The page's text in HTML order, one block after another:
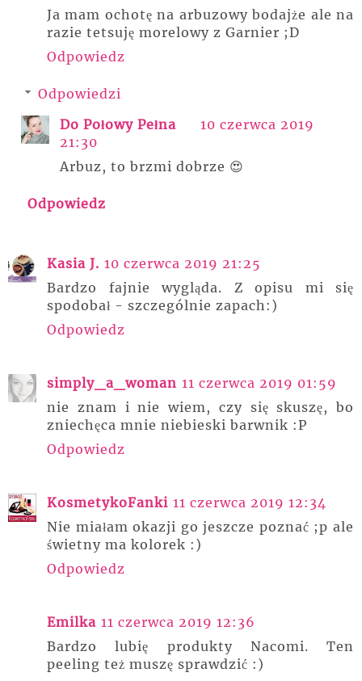
Ja mam ochotę na arbuzowy bodajże ale na
razie tetsuję morelowy z Garnier ;D
Odpowiedz
Odpowiedzi
Do Połowy Pełna
10 czerwca 2019
21:30
Arbuz, to brzmi dobrze 😍
Odpowiedz
Kasia J. 10 czerwca 2019 21:25
Bardzo fajnie wygląda. Z opisu mi się
spodobał - szczególnie zapach:)
Odpowiedz
simply_a_woman 11 czerwca 2019 01:59
nie znam i nie wiem, czy się skuszę, bo
zniechęca mnie niebieski barwnik :P
Odpowiedz
KosmetykoFanki 11 czerwca 2019 12:34
Nie miałam okazji go jeszcze poznać ;p ale
świetny ma kolorek :)
Odpowiedz
Emilka 11 czerwca 2019 12:36
Bardzo lubię produkty Nacomi. Ten
peeling też muszę sprawdzić :)